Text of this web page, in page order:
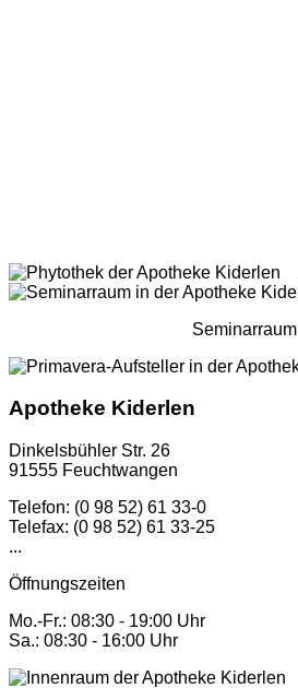
Seminarraum
Apotheke Kiderlen
Dinkelsbühler Str. 26
91555 Feuchtwangen
Telefon: (0 98 52) 61 33-0
Telefax: (0 98 52) 61 33-25
...
Öffnungszeiten
Mo.-Fr.: 08:30 - 19:00 Uhr
Sa.: 08:30 - 16:00 Uhr